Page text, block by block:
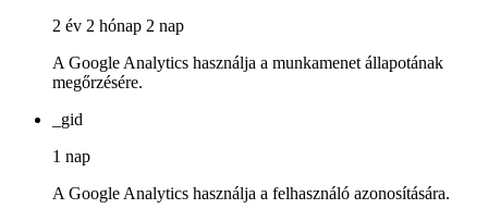
2 év 2 hónap 2 nap
A Google Analytics használja a munkamenet állapotának
megőrzésére.
_gid
1 nap
A Google Analytics használja a felhasználó azonosítására.